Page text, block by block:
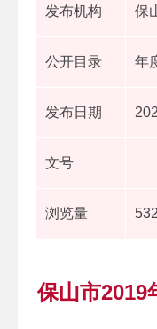
发布机构 保
公开目录 年
发布日期
文号
浏览量 532
保山市2019